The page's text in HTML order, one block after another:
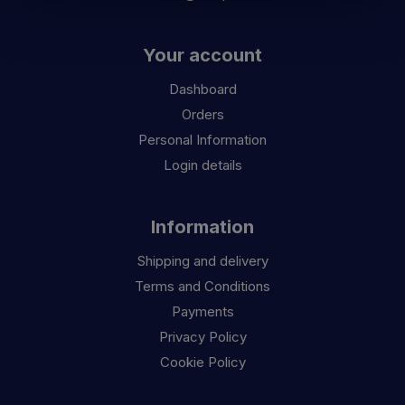
Your account
Dashboard
Orders
Personal Information
Login details
Information
Shipping and delivery
Terms and Conditions
Payments
Privacy Policy
Cookie Policy